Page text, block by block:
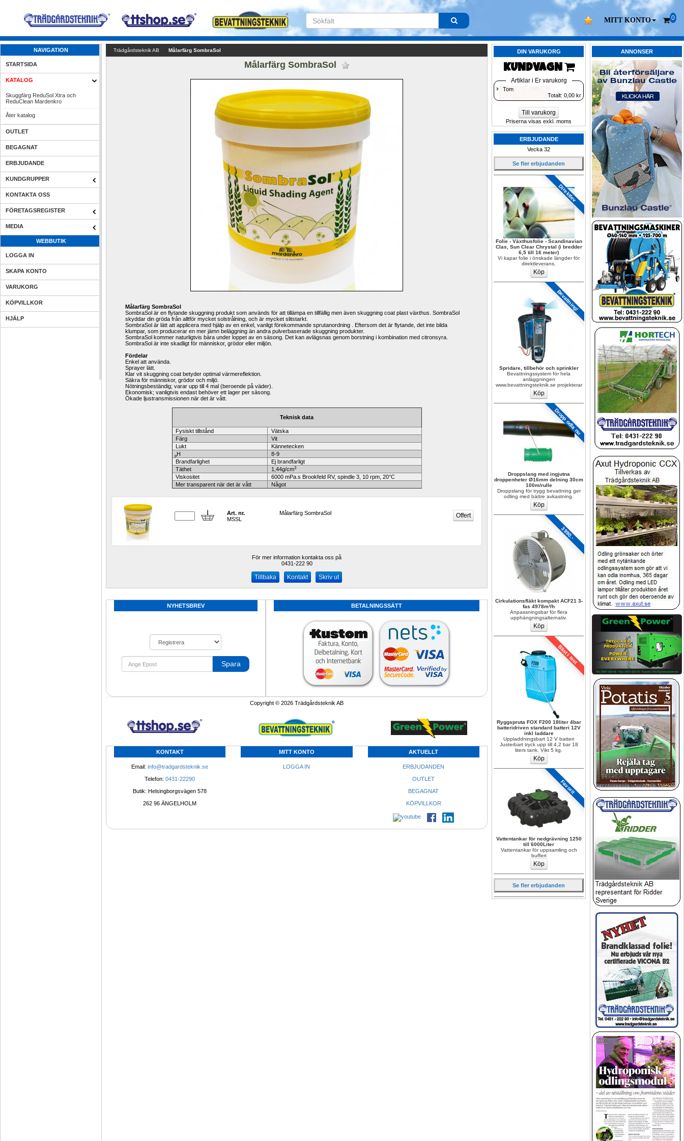
MITT KONTO 0
NAVIGATION
STARTSIDA
KATALOG
Skuggfärg ReduSol Xtra och
ReduClean Mardenkro
Åter katalog
OUTLET
BEGAGNAT
ERBJUDANDE
KUNDGRUPPER
KONTAKTA OSS
FÖRETAGSREGISTER
MEDIA
WEBBUTIK
LOGGA IN
SKAPA KONTO
VARUKORG
KÖPVILLKOR
HJÄLP
ANNONSER
DIN VARUKORG
KUNDVAGN
Artiklar i Er varukorg
Tom
Totalt: 0,00 kr
Till varukorg
Priserna visas exkl. moms
ERBJUDANDE
Vecka 32
Se fler erbjudanden
Direktlev
Folie - Växthusfolie - Scandinavian
Clas, Sun Clear Chrystal (i bredder
6,5 till 16 meter)
Vi kapar folie i önskade längder för
direktleverans.
Bevattning!
Spridare, tillbehör och sprinkler
Bevattningssystem för hela
anläggningen
www.bevattningsteknik.se projekterar
Dropp odla nu
Droppslang med ingjutna
droppenheter Ø16mm delning 30cm
100m/rulle
Droppslang för trygg bevattning ger
odling med bättre avkastning.
3990.-
Cirkulationsfläkt kompakt ACF21 3-
fas 4978m³/h
Anpassningsbar för flera
upphängningsalternativ.
Bäst i test
Ryggspruta FOX F200 18liter 4bar
batteridriven standard batteri 12V
inkl laddare
Uppladdningsbart 12 V batteri
Justerbart tryck upp till 4,2 bar 18
liters tank. Vikt 5 kg.
Favorit
Vattentankar för nedgrävning 1250
till 6000Liter
Vattentankar för uppsamling och
buffert
Se fler erbjudanden
Trädgårdsteknik AB Målarfärg SombraSol
Målarfärg SombraSol
Målarfärg SombraSol
SombraSol är en flytande skuggning produkt som används för att tillämpa en tillfällig men även skuggning coat plast växthus. SombraSol
skyddar din gröda från alltför mycket solstrålning, och är mycket slitstarkt.
SombraSol är lätt att applicera med hjälp av en enkel, vanligt förekommande sprutanordning . Eftersom det är flytande, det inte bilda
klumpar, som producerar en mer jämn beläggning än andra pulverbaserade skuggning produkter.
SombraSol kommer naturligtvis bära under loppet av en säsong. Det kan avlägsnas genom borstning i kombination med citronsyra.
SombraSol är inte skadligt för människor, grödor eller miljön.
Fördelar
Enkel att använda.
Sprayer lätt.
Klar vit skuggning coat betyder optimal värmereflektion.
Säkra för människor, grödor och miljö.
Nötningsbeständig; varar upp till 4 mal (beroende på väder).
Ekonomisk; vanligtvis endast behöver ett lager per säsong.
Ökade ljustransmissionen när det är vått.
Teknisk data
Fysiskt tillstånd
Vätska
Färg
Vit
Lukt
Kännetecken
pH
8-9
Brandfarlighet
Ej brandfarligt
Täthet
1,44g/cm3
Viskositet
6000 mPa.s Brookfeld RV, spindle 3, 10 rpm, 20°C
Mer transparent när det är vått
Något
Art. nr.
MSSL
Målarfärg SombraSol
För mer information kontakta oss på
0431-222 90
Kontakt Skriv ut
NYHETSBREV
Spara
BETALNINGSSÄTT
Copyright © 2026 Trädgårdsteknik AB
KONTAKT
Email: info@tradgardsteknik.se
Telefon: 0431-22290
Butik: Helsingborgsvägen 578
262 96 ÄNGELHOLM
MITT KONTO
LOGGA IN
AKTUELLT
ERBJUDANDEN
OUTLET
BEGAGNAT
KÖPVILLKOR